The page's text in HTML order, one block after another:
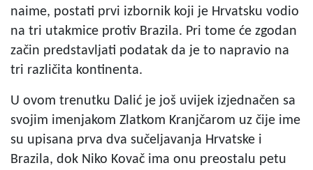
naime, postati prvi izbornik koji je Hrvatsku vodio
na tri utakmice protiv Brazila. Pri tome će zgodan
začin predstavljati podatak da je to napravio na
tri različita kontinenta.
U ovom trenutku Dalić je još uvijek izjednačen sa
svojim imenjakom Zlatkom Kranjčarom uz čije ime
su upisana prva dva sučeljavanja Hrvatske i
Brazila, dok Niko Kovač ima onu preostalu petu